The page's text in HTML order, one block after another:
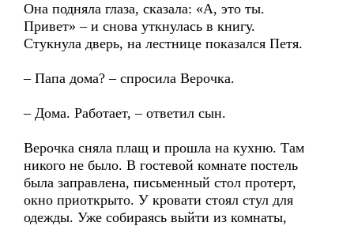
Она подняла глаза, сказала: «А, это ты.
Привет» – и снова уткнулась в книгу.
Стукнула дверь, на лестнице показался Петя.
– Папа дома? – спросила Верочка.
– Дома. Работает, – ответил сын.
Верочка сняла плащ и прошла на кухню. Там
никого не было. В гостевой комнате постель
была заправлена, письменный стол протерт,
окно приоткрыто. У кровати стоял стул для
одежды. Уже собираясь выйти из комнаты,